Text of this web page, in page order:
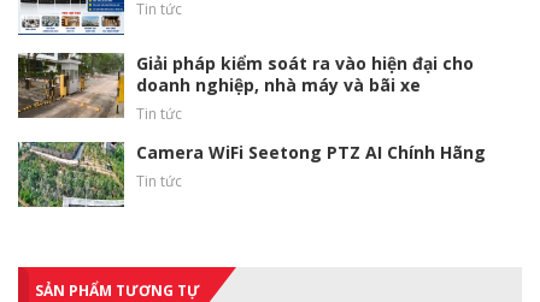
Tin tức
Giải pháp kiểm soát ra vào hiện đại cho
doanh nghiệp, nhà máy và bãi xe
Tin tức
Camera WiFi Seetong PTZ AI Chính Hãng
Tin tức
SẢN PHẨM TƯƠNG TỰ